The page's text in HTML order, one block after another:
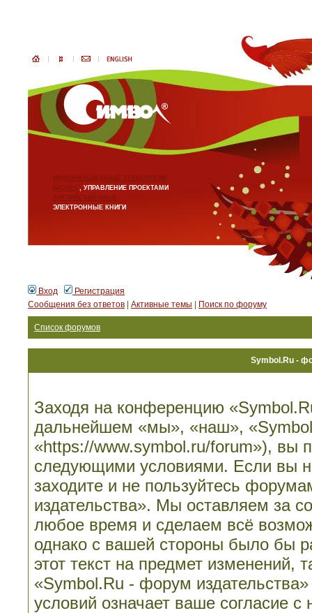
ИНФОРМАЦИОННЫЕ ТЕХНОЛОГИИ
БИЗНЕС, УПРАВЛЕНИЕ ПРОЕКТАМИ
АНГЛИЙСКИЙ ЯЗЫК
ЭЛЕКТРОННЫЕ КНИГИ
Вход
Регистрация
Сообщения без ответов
Активные темы Поиск по форуму
Список форумов
Symbol.Ru -
Заходя на конференцию
дальнейшем «мы», «наш»,
«https://www.symbol.ru/forum»), вы
следующими условиями. Если вы
заходите и не пользуйтесь
издательства». Мы оставляем за
любое время и сделаем всё
однако с вашей стороны было бы
этот текст на предмет изменений,
«Symbol.Ru - форум
условий означает ваше согласие с